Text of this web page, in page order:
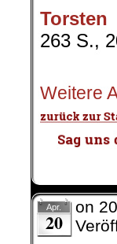
Torsten
263 S.,
Weitere
Apr.
20
on